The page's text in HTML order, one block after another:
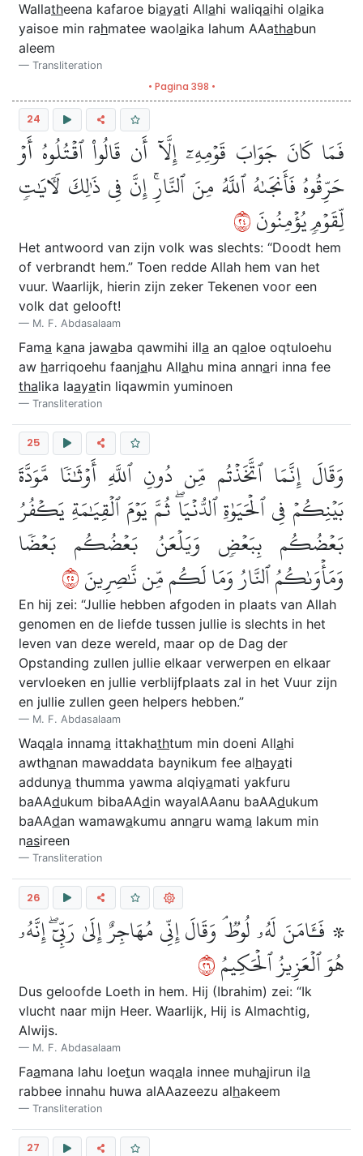
Wallatheena kafaroe biayati Allahi waliqaihi olaika
yaisoe min rahmatee waolaika lahum AAathabun
aleem
Transliteration
• Pagina 398 •
24
فَمَا كَانَ جَوَابَ قَوۡمِهِۦٓ إِلَّآ أَن قَالُواْ ٱقۡتُلُوهُ أَوۡ
حَرِّقُوهُ فَأَنجَىٰهُ ٱللَّهُ مِنَ ٱلنَّارِۚ إِنَّ فِي ذَٰلِكَ لَأٓيَٰتٖ
لِّقَوۡمٖ يُؤۡمِنُونَ٤٢
Het antwoord van zijn volk was slechts: “Doodt hem
of verbrandt hem.” Toen redde Allah hem van het
vuur. Waarlijk, hierin zijn zeker Tekenen voor een
volk dat gelooft!
M. F. Abdasalaam
Fama kana jawaba qawmihi illa an qaloe oqtuloehu
aw harriqoehu faanjahu Allahu mina annari inna fee
thalika laayatin liqawmin yuminoen
Transliteration
25
وَقَالَ إِنَّمَا ٱتَّخَذۡتُم مِّن دُونِ ٱللَّهِ أَوۡثَٰنٗا مَّوَدَّةَ
بَيۡنِكُمۡ فِي ٱلۡحَيَوٰةِ ٱلدُّنۡيَاۖ ثُمَّ يَوۡمَ ٱلۡقِيَٰمَةِ يَكۡفُرُ
بَعۡضُكُم بِبَعۡضٖ وَيَلۡعَنُ بَعۡضُكُم بَعۡضٗا
وَمَأۡوَىٰكُمُ ٱلنَّارُ وَمَا لَكُم مِّن نَّٰصِرِينَ٥٢
En hij zei: “Jullie hebben afgoden in plaats van Allah
genomen en de liefde tussen jullie is slechts in het
leven van deze wereld, maar op de Dag der
Opstanding zullen jullie elkaar verwerpen en elkaar
vervloeken en jullie verblijfplaats zal in het Vuur zijn
en jullie zullen geen helpers hebben.”
M. F. Abdasalaam
Waqala innama ittakhathtum min doeni Allahi
awthanan mawaddata baynikum fee alhayati
addunya thumma yawma alqiyamati yakfuru
baAAdukum bibaAAdin wayalAAanu baAAdukum
baAAdan wamawakumu annaru wama lakum min
nasireen
Transliteration
26
۞ فَـَٔامَنَ لَهُۥ لُوطٞۘ وَقَالَ إِنِّي مُهَاجِرٌ إِلَىٰ رَبِّيٓۖ إِنَّهُۥ
هُوَ ٱلۡعَزِيزُ ٱلۡحَكِيمُ٦٢
Dus geloofde Loeth in hem. Hij (Ibrahim) zei: “Ik
vlucht naar mijn Heer. Waarlijk, Hij is Almachtig,
Alwijs.
M. F. Abdasalaam
Faamana lahu loetun waqala innee muhajirun ila
rabbee innahu huwa alAAazeezu alhakeem
Transliteration
27